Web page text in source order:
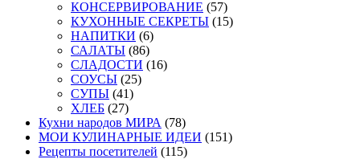
КОНСЕРВИРОВАНИЕ (57)
КУХОННЫЕ СЕКРЕТЫ (15)
НАПИТКИ (6)
САЛАТЫ (86)
СЛАДОСТИ (16)
СОУСЫ (25)
СУПЫ (41)
ХЛЕБ (27)
Кухни народов МИРА (78)
МОИ КУЛИНАРНЫЕ ИДЕИ (151)
Рецепты посетителей (115)